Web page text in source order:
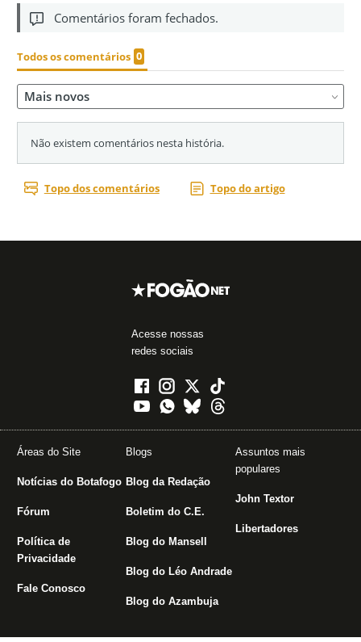
Acesse nossas
redes sociais
Áreas do Site
Notícias do Botafogo
Fórum
Política de
Privacidade
Fale Conosco
Blogs
Blog da Redação
Boletim do C.E.
Blog do Mansell
Blog do Léo Andrade
Blog do Azambuja
Assuntos mais
populares
John Textor
Libertadores